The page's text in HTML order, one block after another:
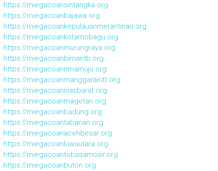
https://miegacoansintangka.org
https://miegacoanbajawa.org
https://miegacoankepulauanmerantiriau.org
https://miegacoankotamobagu.org
https://miegacoanmurungraya.org
https://miegacoanbimantb.org
https://miegacoannmamuju.org
https://miegacoanmanggaraintt.org
https://miegacoanniasbarat.org
https://miegacoanmagetan.org
https://miegacoanbadung.org
https://miegacoantabanan.org
https://miegacoanacehbesar.org
https://miegacoanluwuutara.org
https://miegacoantobasamosir.org
https://miegacoanbuton.org